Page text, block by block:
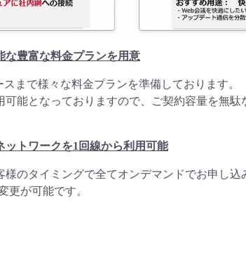
豊富な料金プランを用意
まで様々な料金プランを準備しております。
可能となっておりますので、ご契約容量を無
トワークを1回線から利用可能
のタイミングで全てオンデマンドでお申し込
更が可能です。